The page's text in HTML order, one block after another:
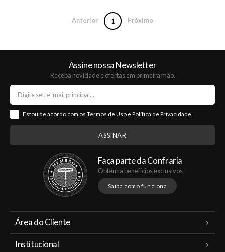
Anterior 1 Próximo
Assine nossa Newsletter
Receba novidade e ofertas em primeira mão.
Estou de acordo com os Termos de Uso e Política de Privacidade
Faça parte da Confraria
Obtenha benefícios exclusivos
Saiba como funciona
Área do Cliente
Institucional